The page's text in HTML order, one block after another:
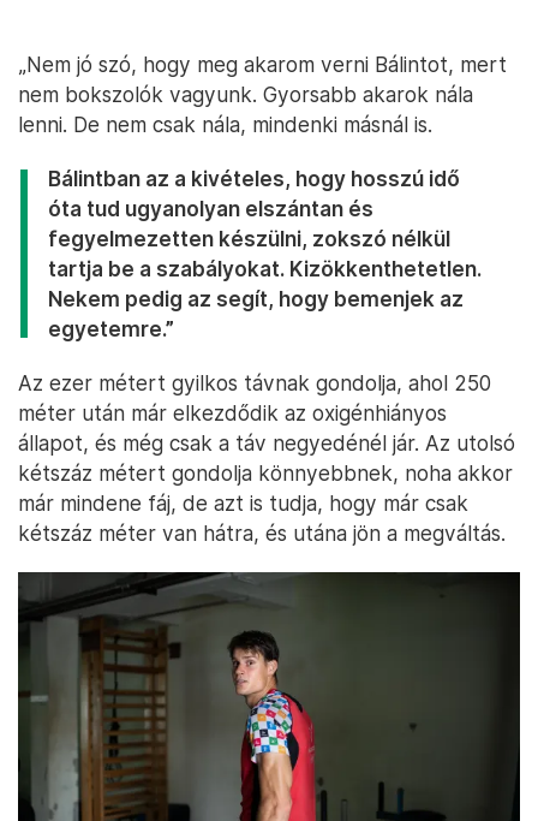
„Nem jó szó, hogy meg akarom verni Bálintot, mert
nem bokszolók vagyunk. Gyorsabb akarok nála
lenni. De nem csak nála, mindenki másnál is.
Bálintban az a kivételes, hogy hosszú idő
óta tud ugyanolyan elszántan és
fegyelmezetten készülni, zokszó nélkül
tartja be a szabályokat. Kizökkenthetetlen.
Nekem pedig az segít, hogy bemenjek az
egyetemre.”
Az ezer métert gyilkos távnak gondolja, ahol 250
méter után már elkezdődik az oxigénhiányos
állapot, és még csak a táv negyedénél jár. Az utolsó
kétszáz métert gondolja könnyebbnek, noha akkor
már mindene fáj, de azt is tudja, hogy már csak
kétszáz méter van hátra, és utána jön a megváltás.